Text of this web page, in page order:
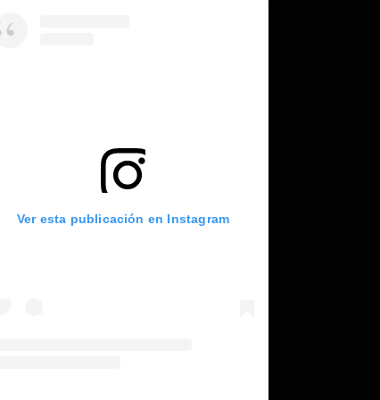
Ver esta publicación en Instagram